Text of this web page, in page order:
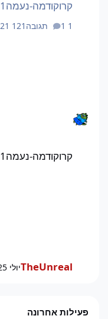
קרוקודמה-נעמה1
1 תגובה
121 צפיות
קרוקודמה-נעמה1
TheUnrealיולי 25
פעילות אחרונה